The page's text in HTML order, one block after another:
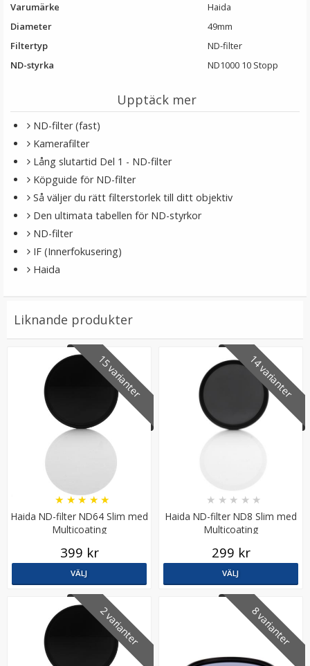
Varumärke
Haida
Diameter
49mm
Filtertyp
ND-filter
ND-styrka
ND1000 10 Stopp
Upptäck mer
ND-filter (fast)
Kamerafilter
Lång slutartid Del 1 - ND-filter
Köpguide för ND-filter
Så väljer du rätt filterstorlek till ditt objektiv
Den ultimata tabellen för ND-styrkor
ND-filter
IF (Innerfokusering)
Haida
Liknande produkter
15 varianter
Haida ND-filter ND64 Slim med
Multicoating
★ ★ ★ ★ ★
399 kr
VÄLJ
14 varianter
Haida ND-filter ND8 Slim med
Multicoating
★ ★ ★ ★ ★
299 kr
VÄLJ
2 varianter 8 varianter